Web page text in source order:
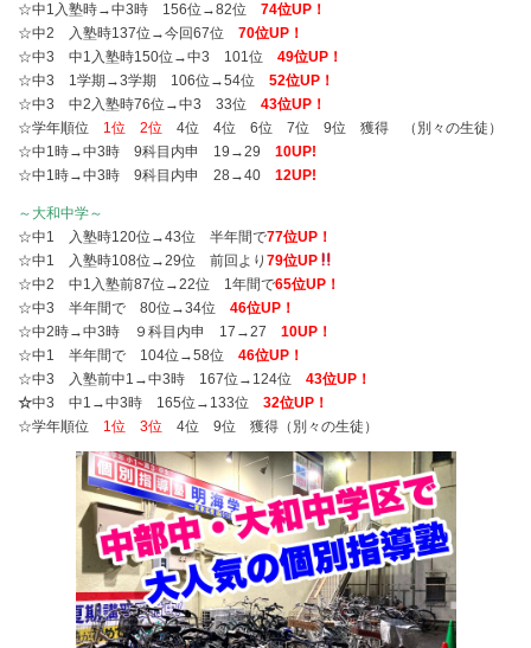
☆中1入塾時→中3時 156位→82位 74位UP！
☆中2 入塾時137位→今回67位 70位UP！
☆中3 中1入塾時150位→中3 101位 49位UP！
☆中3 1学期→3学期 106位→54位 52位UP！
☆中3 中2入塾時76位→中3 33位 43位UP！
☆学年順位 1位 2位 4位 4位 6位 7位 9位 獲得 （別々の生徒）
☆中1時→中3時 9科目内申 19→29 10UP!
☆中1時→中3時 9科目内申 28→40 12UP!
～大和中学～
☆中1 入塾時120位→43位 半年間で77位UP！
☆中1 入塾時108位→29位 前回より 79位UP
☆中2 中1入塾前87位→22位 1年間で65位UP！
☆中3 半年間で 80位→34位 46位UP！
☆中2時→中3時 ９科目内申 17→27 10UP！
☆中1 半年間で 104位→58位 46位UP！
☆中3 入塾前中1→中3時 167位→124位 43位UP！
☆中3 中1→中3時 165位→133位
32位UP！
☆学年順位 1位 3位 4位 9位 獲得（別々の生徒）